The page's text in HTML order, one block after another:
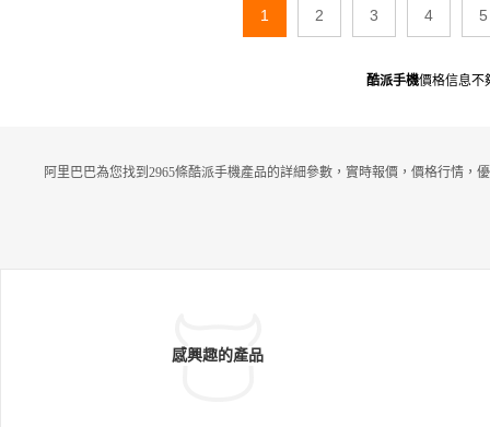
1 2 3 4 5
酷派手機價格信息不
阿里巴巴為您找到2965條酷派手機產品的詳細參數，實時報價，價格行情，
感興趣的產品